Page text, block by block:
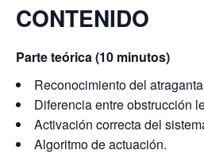
CONTENIDO
Parte teórica (10 minutos)
Reconocimiento del
Diferencia entre obstrucción
Activación correcta del
Algoritmo de actuación.